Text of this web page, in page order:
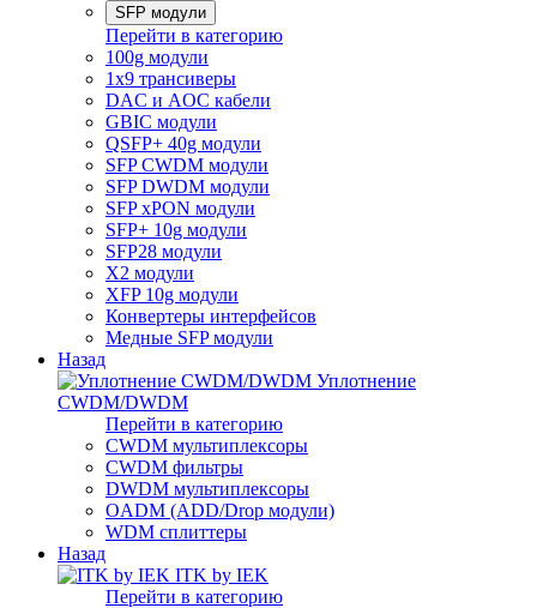
SFP модули
Перейти в категорию
100g модули
1x9 трансиверы
DAC и AOC кабели
GBIC модули
QSFP+ 40g модули
SFP CWDM модули
SFP DWDM модули
SFP xPON модули
SFP+ 10g модули
SFP28 модули
X2 модули
XFP 10g модули
Конвертеры интерфейсов
Медные SFP модули
Назад
Уплотнение
CWDM/DWDM
Перейти в категорию
CWDM мультиплексоры
CWDM фильтры
DWDM мультиплексоры
OADM (ADD/Drop модули)
WDM сплиттеры
Назад
ITK by IEK
Перейти в категорию